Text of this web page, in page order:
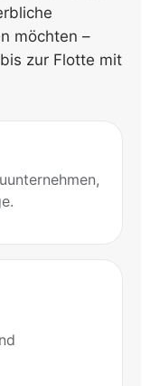
möchten –
zur Flotte mit